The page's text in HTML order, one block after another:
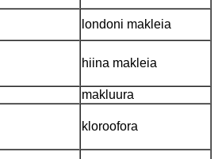
londoni makleia
hiina makleia
makluura
kloroofora